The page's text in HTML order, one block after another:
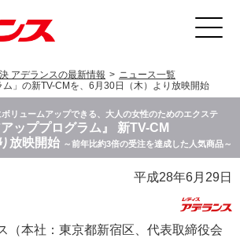
アデランスの最新情報
ニュース一覧
ム」の新TV-CMを、6月30日（木）より放映開始
リュームアップできる、大人の女性のためのエクステ
アッププログラム』 新TV-CM
放映開始 ～前年比約3倍の受注を達成した人気商品～
平成28年6月29日
（本社：東京都新宿区、代表取締役会